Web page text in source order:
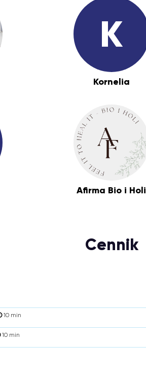
K
Kornelia
Afirma Bio i Holi
Cennik
10 min
10 min